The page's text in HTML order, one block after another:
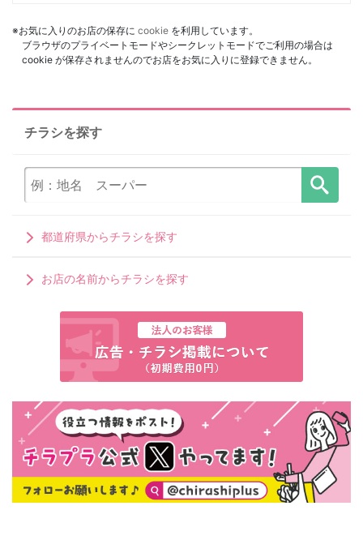
※お気に入りのお店の保存に cookie を利用しています。
ブラウザのプライベートモードやシークレットモードでご利用の場合は
cookie が保存されませんのでお店をお気に入りに登録できません。
チラシを探す
都道府県からチラシを探す
お店の名前からチラシを探す